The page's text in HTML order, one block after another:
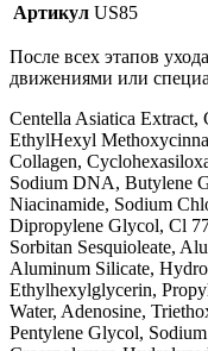
Артикул US85
После всех этапов
движениями или
Centella Asiatica Extract,
EthylHexyl
Collagen,
Sodium DNA, Butylene
Niacinamide, Sodium
Dipropylene Glycol, Cl
Sorbitan Sesquioleate,
Aluminum Silicate,
Ethylhexylglycerin,
Water, Adenosine,
Pentylene Glycol,